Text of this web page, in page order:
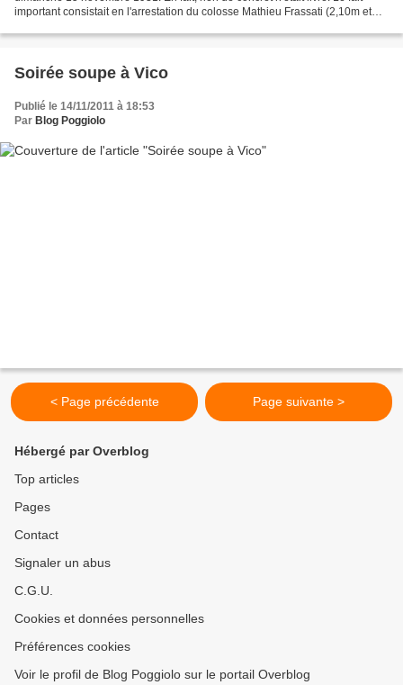
important consistait en l'arrestation du colosse Mathieu Frassati (2,10m et
Soirée soupe à Vico
Publié le 14/11/2011 à 18:53
Par Blog Poggiolo
< Page précédente Page suivante >
Hébergé par Overblog
Top articles
Pages
Contact
Signaler un abus
C.G.U.
Cookies et données personnelles
Préférences cookies
Voir le profil de Blog Poggiolo sur le portail Overblog